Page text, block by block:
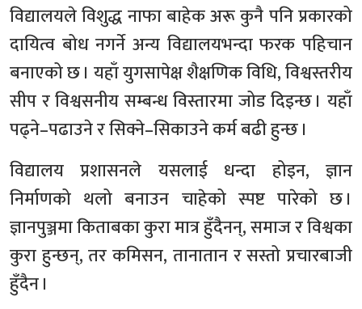
विद्यालयले विशुद्ध नाफा बाहेक अरू कुनै पनि प्रकारको
दायित्व बोध नगर्ने अन्य विद्यालयभन्दा फरक पहिचान
बनाएको छ । यहाँ युगसापेक्ष शैक्षणिक विधि, विश्वस्तरीय
सीप र विश्वसनीय सम्बन्ध विस्तारमा जोड दिइन्छ । यहाँ
पढ्ने–पढाउने र सिक्ने–सिकाउने कर्म बढी हुन्छ ।
विद्यालय प्रशासनले यसलाई धन्दा होइन, ज्ञान
निर्माणको थलो बनाउन चाहेको स्पष्ट पारेको छ ।
ज्ञानपुञ्जमा किताबका कुरा मात्र हुँदैनन्, समाज र विश्वका
कुरा हुन्छन्, तर कमिसन, तानातान र सस्तो प्रचारबाजी
हुँदैन ।